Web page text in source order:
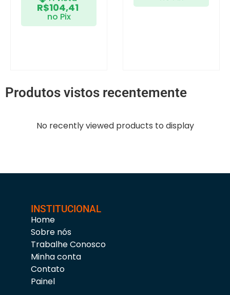
R$104,41
no Pix
Produtos vistos recentemente
No recently viewed products to display
INSTITUCIONAL
Home
Sobre nós
Trabalhe Conosco
Minha conta
Contato
Painel